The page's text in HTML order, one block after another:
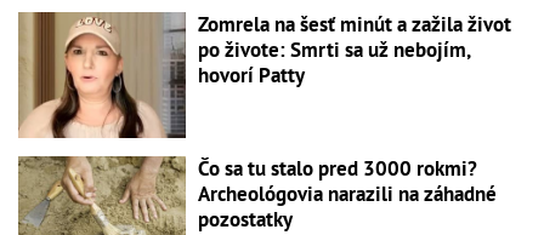
Zomrela na šesť minút a zažila život
po živote: Smrti sa už nebojím,
hovorí Patty
Čo sa tu stalo pred 3000 rokmi?
Archeológovia narazili na záhadné
pozostatky